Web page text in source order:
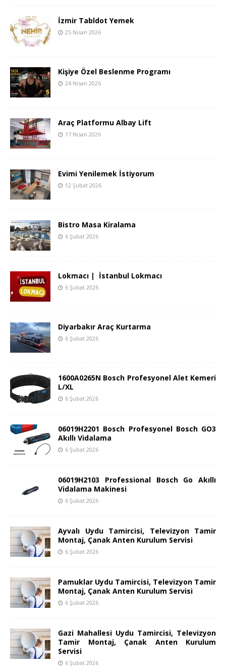
İzmir Tabldot Yemek
25 Nisan 2026
Kişiye Özel Beslenme Programı
24 Nisan 2026
Araç Platformu Albay Lift
17 Nisan 2026
Evimi Yenilemek İstiyorum
12 Şubat 2026
Bistro Masa Kiralama
6 Şubat 2026
Lokmacı | İstanbul Lokmacı
6 Şubat 2026
Diyarbakır Araç Kurtarma
6 Şubat 2026
1600A0265N Bosch Profesyonel Alet Kemeri
L/XL
6 Şubat 2026
06019H2201 Bosch Profesyonel Bosch GO3
Akıllı Vidalama
6 Şubat 2026
06019H2103 Professional Bosch Go Akıllı
Vidalama Makinesi
6 Şubat 2026
Ayvalı Uydu Tamircisi, Televizyon Tamir
Montaj, Çanak Anten Kurulum Servisi
6 Şubat 2026
Pamuklar Uydu Tamircisi, Televizyon Tamir
Montaj, Çanak Anten Kurulum Servisi
6 Şubat 2026
Gazi Mahallesi Uydu Tamircisi, Televizyon
Tamir Montaj, Çanak Anten Kurulum
Servisi
6 Şubat 2026